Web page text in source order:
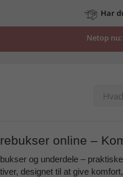
Har
Netop
online –
og underdele –
designet til at give